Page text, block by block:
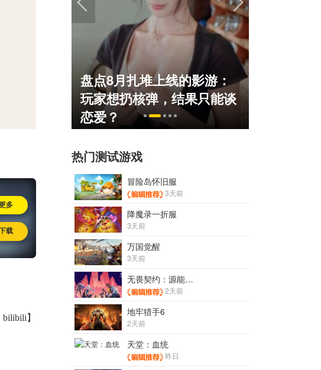
多
载
bilibili】
盘点8月扎堆上线的影游：
玩家想扔核弹，结果只能谈
恋爱？
热门测试游戏
冒险岛怀旧服
3天前
降魔录一折服
3天前
万国觉醒
3天前
无畏契约：源能行动
2天前
地牢猎手6
2天前
天堂：血统
昨日